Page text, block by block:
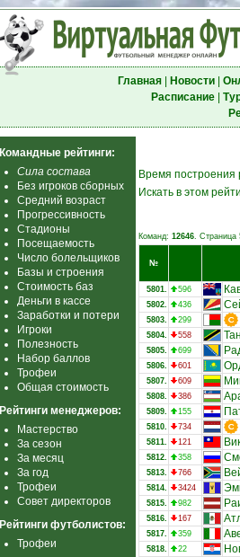
Главная| Новости|
Расписание|
Командные рейтинги:
Сила состава
Без игроков сборных
Средний возраст
Прогрессивность
Стадионы
Посещаемость
Число болельщиков
Базы и строения
Стоимость баз
Деньги в кассе
Заработки и потери
Игроки
Полезность
Набор баллов
Трофеи
Общая стоимость
Рейтинги менеджеров:
Мастерство
За сезон
За месяц
За год
Трофеи
Совет директоров
Рейтинги футболистов:
Трофеи
Время построения
Искать в этом
Команд: 12646. Страница
№
5801. 596
5802.
436
5803.
299
5804.
558
5805.
699
5806.
601
5807.
609
5808.
386
5809.
155
5810.
734
5811.
121
5812.
358
5813.
766
5814.
3424
5815.
982
5816.
167
5817.
359
5818.
22